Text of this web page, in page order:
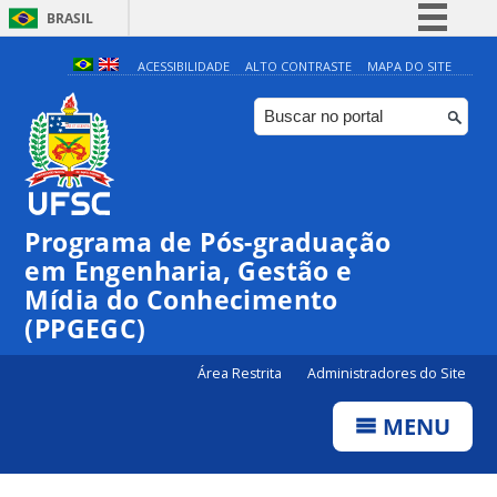
BRASIL
Simplifique!
Comunica BR
Participe
Canais
ACESSIBILIDADE ALTO CONTRASTE MAPA DO SITE
Programa de Pós-graduação
em Engenharia, Gestão e
Mídia do Conhecimento
(PPGEGC)
Área Restrita Administradores do Site
MENU